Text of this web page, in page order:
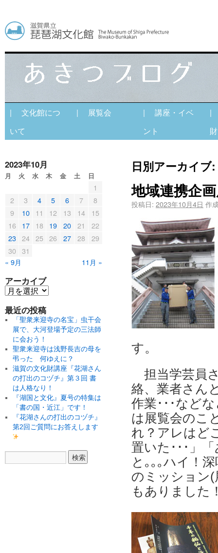
| 文化館につ
いて
| 展覧会
| 講座・イベ
ント
|
財
日別アーカイブ:
地域連携企
投稿日: 2023年10月4日 作
す。
担当学芸員
絡、業者さん
作業･･･など
は展覧会のこ
れ？アレはど
置いた･･･」
と｡｡｡ハイ！
のミッション(
もありました
2023年10月
月 火 水 木 金 土 日
« 9月 11月 »
1
2
3 4 5 6 7
8
9
10 11 12 13 14
15
16
17 18 19 20 21
22
23
24 25 26 27 28
29
30
31
アーカイブ
最近の投稿
「聖衆来迎寺の名宝」虫干会
展で、大河登場予定の三法師
に会おう！
聖衆来迎寺は浅野長吉の母を
弔った 何ゆえに？
滋賀の文化財講座『花湖さん
の打出のコヅチ』第３回 書
は人格なり！
『湖国と文化』夏号の特集は
「書の国・近江」です！
『花湖さんの打出のコヅチ』
第2回ご質問にお答えします